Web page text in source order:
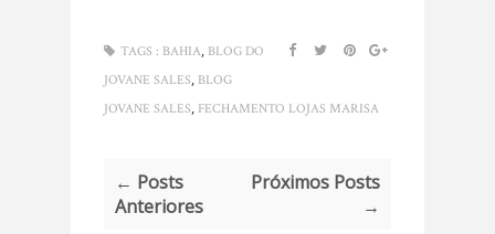
TAGS : BAHIA BLOG DO
JOVANE SALES BLOG
JOVANE SALES FECHAMENTO LOJAS MARISA
← Posts
Anteriores
Próximos Posts
→